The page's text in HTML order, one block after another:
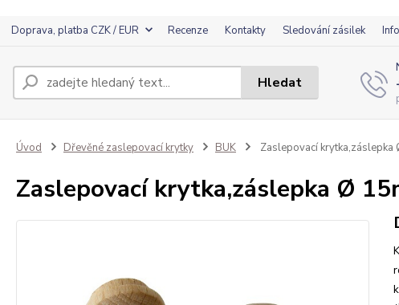
Doprava, platba CZK / EUR Recenze Kontakty Sledování zásilek
Hledat
Úvod Dřevěné zaslepovací krytky BUK Zaslepovací krytka,záslepka
Zaslepovací krytka,záslepka Ø